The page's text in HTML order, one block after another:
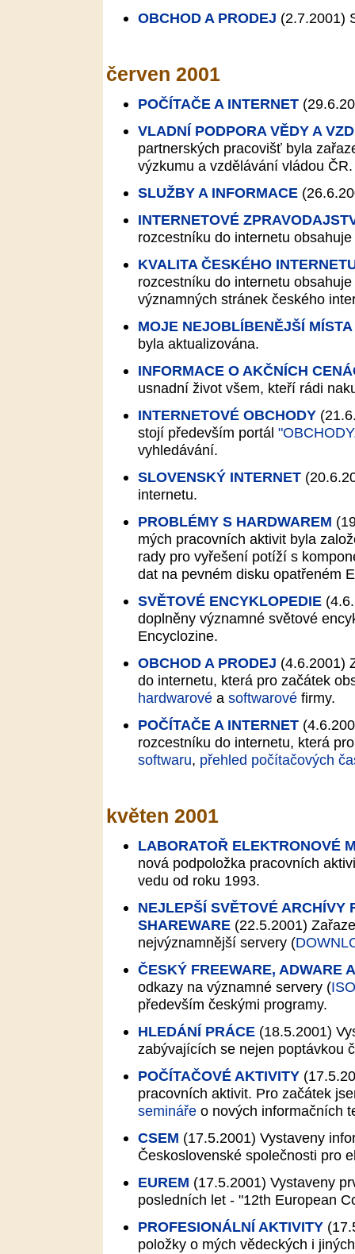
OBCHOD A PRODEJ (2.7.2001)
červen 2001
POČÍTAČE A INTERNET
VLADNÍ PODPORA VĚDY A
partnerských pracovišť byla
výzkumu a vzdělávání vládou ČR.
SLUŽBY A INFORMACE
INTERNETOVÉ
rozcestníku do internetu
KVALITA ČESKÉHO
rozcestníku do internetu
významných stránek českého
MOJE NEJOBLÍBENĚJŠÍ
byla aktualizována.
INFORMACE O AKČNÍCH
usnadní život všem, kteří rádi
INTERNETOVÉ OBCHODY
stojí především portál
vyhledávání.
SLOVENSKÝ INTERNET
internetu.
PROBLÉMY S HARDWAREM
mých pracovních aktivit byla
rady pro vyřešení potíží s
dat na pevném disku opatřeném
SVĚTOVÉ ENCYKLOPEDIE
doplněny významné světové
Encyclozine.
OBCHOD A PRODEJ (4.6.2001)
do internetu, která pro začátek
hardwarové a softwarové firmy.
POČÍTAČE A INTERNET
rozcestníku do internetu, která
softwaru, přehled počítačových
květen 2001
LABORATOŘ ELEKTRONOVÉ
nová podpoložka pracovních
vedu od roku 1993.
NEJLEPŠÍ SVĚTOVÉ ARCHÍVY
SHAREWARE (22.5.2001)
nejvýznamnější servery (
ČESKÝ FREEWARE, ADWARE
odkazy na významné servery (
především českými programy.
HLEDÁNÍ PRÁCE (18.5.2001)
zabývajících se nejen poptávkou
POČÍTAČOVÉ AKTIVITY
pracovních aktivit. Pro začátek
semináře o nových informačních
CSEM (17.5.2001) Vystaveny
Československé společnosti pro
EUREM (17.5.2001) Vystaveny
posledních let - "12th European
PROFESIONÁLNÍ AKTIVITY
položky o mých vědeckých i